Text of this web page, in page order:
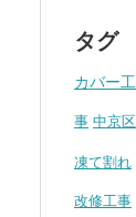
タグ
カバー
事 中京区
凍て割れ
改修工事